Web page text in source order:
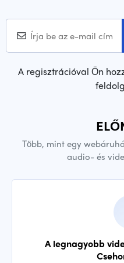
A regisztrációval Ön
Több, mint egy
audio- és
A legnagyobb